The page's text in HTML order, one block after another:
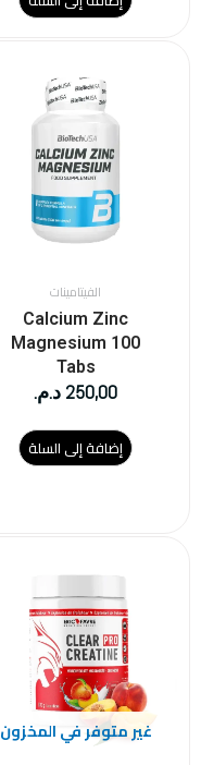
الفيتامينات
Calcium Zinc
Magnesium 100
Tabs
250,00 د.م.
إضافة إلى السلة
غير متوفر في المخزون